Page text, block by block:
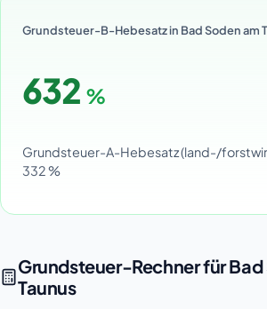
Grundsteuer-B-Hebesatz in Bad Soden am
632 %
Grundsteuer-A-Hebesatz (land-/
332 %
Grundsteuer-Rechner für Bad
Taunus